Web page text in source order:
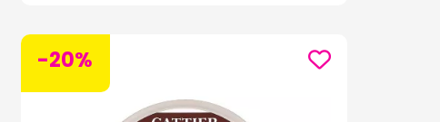
-20%